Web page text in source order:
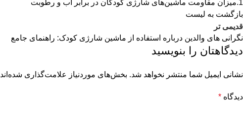
1.میزان مقاومت ماشین‌های شارژی کودکان در برابر آب و رطوبت
بازگشت به لیست
قدیمی تر
نگرانی های والدین درباره استفاده از ماشین شارژی کودک: راهنمای جامع
دیدگاهتان را بنویسید
نشانی ایمیل شما منتشر نخواهد شد. بخش‌های موردنیاز علامت‌گذاری شده‌اند
دیدگاه *